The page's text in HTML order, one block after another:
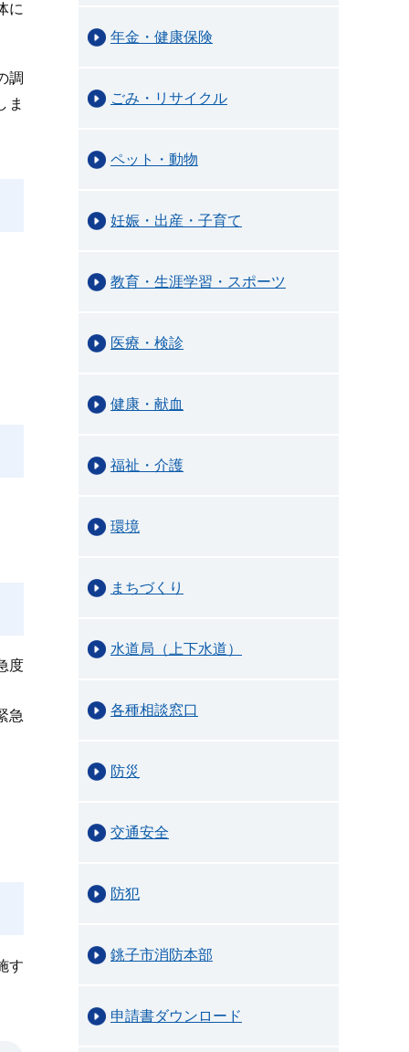
に
調
ま
度
急
す
年金・健康保険
ごみ・リサイクル
ペット・動物
妊娠・出産・子育て
教育・生涯学習・スポーツ
医療・検診
健康・献血
福祉・介護
環境
まちづくり
水道局（上下水道）
各種相談窓口
防災
交通安全
防犯
銚子市消防本部
申請書ダウンロード